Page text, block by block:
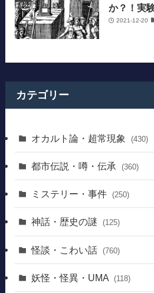
か？！実
2021-12-20
カテゴリー
オカルト論・超常現象 (430)
都市伝説・噂・伝承 (360)
ミステリー・事件 (250)
神話・歴史の謎 (125)
怪談・こわい話 (760)
妖怪・怪異・UMA (118)